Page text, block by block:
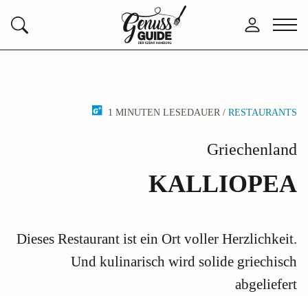
Suchen
Zurück
zur
Anmelden
Menü
1 MINUTEN LESEDAUER / RESTAURANTS
Griechenland
KALLIOPEA
Dieses Restaurant ist ein Ort voller Herzlichkeit.
Und kulinarisch wird solide griechisch
abgeliefert